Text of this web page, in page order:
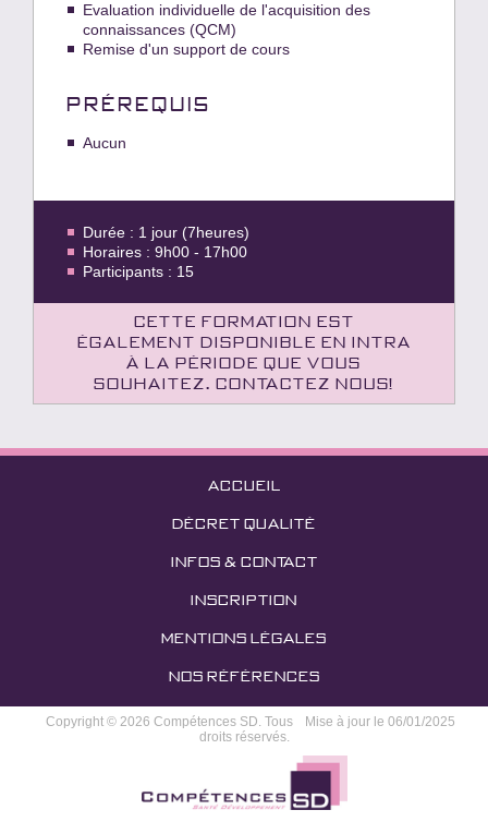
Evaluation individuelle de l'acquisition des
connaissances (QCM)
Remise d'un support de cours
PRÉREQUIS
Aucun
Durée : 1 jour (7heures)
Horaires : 9h00 - 17h00
Participants : 15
Cette formation est
également disponible en intra
à la période que vous
souhaitez. Contactez nous!
ACCUEIL
DÉCRET QUALITÉ
INFOS & CONTACT
INSCRIPTION
MENTIONS LÉGALES
NOS RÉFÉRENCES
Mise à jour le 06/01/2025
Copyright © 2026 Compétences SD. Tous
droits réservés.